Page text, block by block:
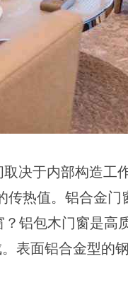
决于内部构造工
传热值。铝合金
铝包木门窗是高
表面铝合金型的